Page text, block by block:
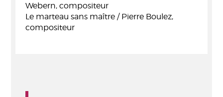
Webern, compositeur
Le marteau sans maître / Pierre Boulez,
compositeur